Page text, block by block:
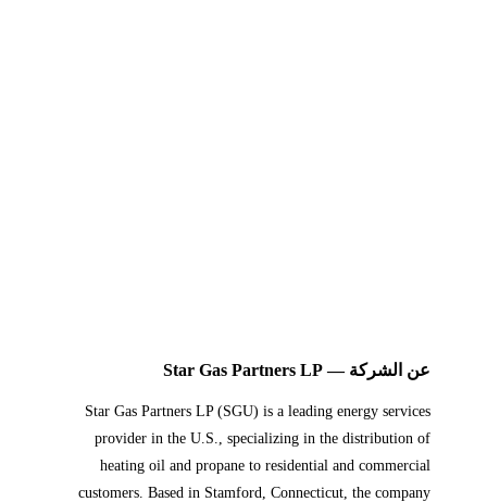
عن الشركة — Star Gas Partners LP
Star Gas Partners LP (SGU) is a leading energy services
provider in the U.S., specializing in the distribution of
heating oil and propane to residential and commercial
customers. Based in Stamford, Connecticut, the company